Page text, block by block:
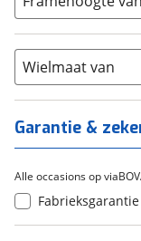
Cortina (0)
Flyer (0)
Overig ( 0)
21+
Chroom-
Scandium
Staal (0 )
Tica
Wielmaat van
Garantie &
Alle occasions op
Fabrieksgarantie